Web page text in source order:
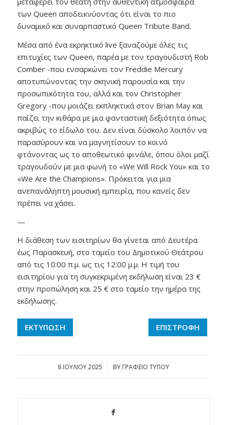
των Queen αποδεικνύοντας ότι είναι το πιο
δυναμικό και συναρπαστικό Queen Tribute Band.
Μέσα από ένα εκρηκτικό live ξαναζούμε όλες τις
επιτυχίες των Queen, παρέα με τον τραγουδιστή Rob
Comber -που ενσαρκώνει τον Freddie Mercury
αποτυπώνοντας την σκηνική παρουσία και την
προσωπικότητα του, αλλά και τον Christopher
Gregory -που μοιάζει εκπληκτικά στον Brian May και
παίζει την κιθάρα με μια φανταστική δεξιότητα όπως
ακριβώς το είδωλο του. Δεν είναι δύσκολο λοιπόν να
παρασύρουν και να μαγνητίσουν το κοινό
φτάνοντας ως το αποθεωτικό φινάλε, όπου όλοι μαζί
τραγουδούν με μια φωνή το «We Will Rock You» και το
«We Are the Champions». Πρόκειται για μια
ανεπανάληπτη μουσική εμπειρία, που κανείς δεν
πρέπει να χάσει.
—
Η διάθεση των εισιτηρίων θα γίνεται από Δευτέρα
έως Παρασκευή, στο ταμείο του Δημοτικού Θεάτρου
από τις 10:00 π.μ. ως τις 12:00 μ.μ. Η τιμή του
εισιτηρίου για τη συγκεκριμένη εκδήλωση είναι 23 €
στην προπώληση και 25 € στο ταμείο την ημέρα της
εκδήλωσης.
ΕΚΤΥΠΩΣΗ ΕΠΙΣΤΡΟΦΗ
8 ΙΟΥΛΊΟΥ 2025
/ BY ΓΡΑΦΕΙΟ ΤΥΠΟΥ